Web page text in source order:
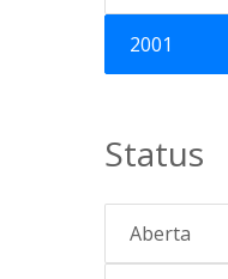
2001
Status
Aberta